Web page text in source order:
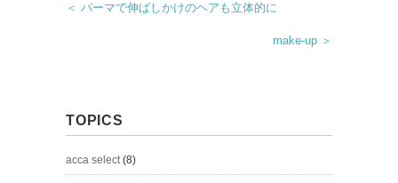
＜ パーマで伸ばしかけのヘアも立体的に
make-up ＞
TOPICS
acca select(8)